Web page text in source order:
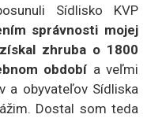
Sídlisko KVP
správnosti mojej
zhruba o 1800
období a veľmi
a obyvateľov Sídliska
Dostal som teda